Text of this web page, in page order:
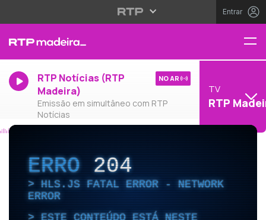
Entrar
RTP Notícias (RTP
Madeira)
Emissão em simultâneo com RTP
Notícias
NO AR
TV
RTP
ERRO204
HLS.JS FATAL ERROR - NETWORK
ERROR
ESTE CONTEÚDO ESTÁ NESTE